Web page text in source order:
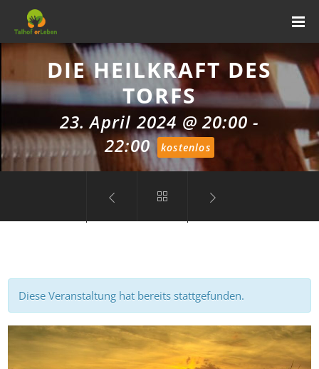
DIE HEILKRAFT DES
TORFS
23. April 2024 @ 20:00 -
22:00
kostenlos
Diese Veranstaltung hat bereits stattgefunden.